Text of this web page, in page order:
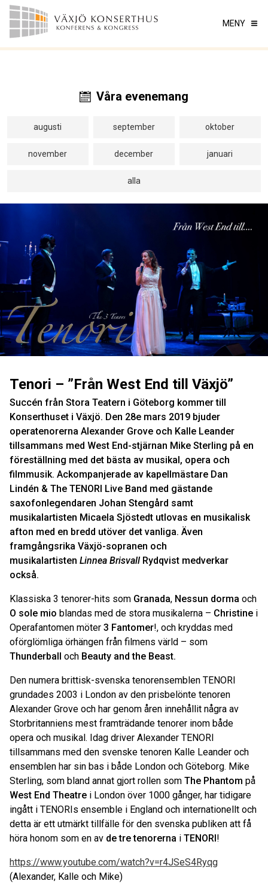
MENY
Våra evenemang
augusti september oktober
november december januari
alla
Tenori – ”Från West End till Växjö”
Succén från Stora Teatern i Göteborg kommer till
Konserthuset i Växjö. Den 28e mars 2019 bjuder
operatenorerna Alexander Grove och Kalle Leander
tillsammans med West End-stjärnan Mike Sterling på en
föreställning med det bästa av musikal, opera och
filmmusik. Ackompanjerade av kapellmästare Dan
Lindén & The TENORI Live Band med gästande
saxofonlegendaren Johan Stengård samt
musikalartisten Micaela Sjöstedt utlovas en musikalisk
afton med en bredd utöver det vanliga. Även
framgångsrika Växjö-sopranen och
musikalartisten Linnea Brisvall Rydqvist medverkar
också.
Klassiska 3 tenorer-hits som Granada, Nessun dorma och
O sole mio blandas med de stora musikalerna – Christine i
Operafantomen möter 3 Fantomer!, och kryddas med
oförglömliga örhängen från filmens värld – som
Thunderball och Beauty and the Beast.
Den numera brittisk-svenska tenorensemblen TENORI
grundades 2003 i London av den prisbelönte tenoren
Alexander Grove och har genom åren innehållit några av
Storbritanniens mest framträdande tenorer inom både
opera och musikal. Idag driver Alexander TENORI
tillsammans med den svenske tenoren Kalle Leander och
ensemblen har sin bas i både London och Göteborg. Mike
Sterling, som bland annat gjort rollen som The Phantom på
West End Theatre i London över 1000 gånger, har tidigare
ingått i TENORIs ensemble i England och internationellt och
detta är ett utmärkt tillfälle för den svenska publiken att få
höra honom som en av de tre tenorerna i TENORI!
https://www.youtube.com/watch?v=r4JSeS4Ryqg
(Alexander, Kalle och Mike)